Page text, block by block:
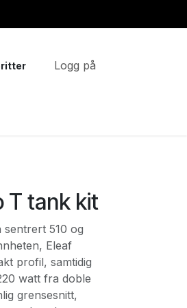
Logg på
T tank kit
510 og
Eleaf
profil, samtidig
watt fra doble
grensesnitt,